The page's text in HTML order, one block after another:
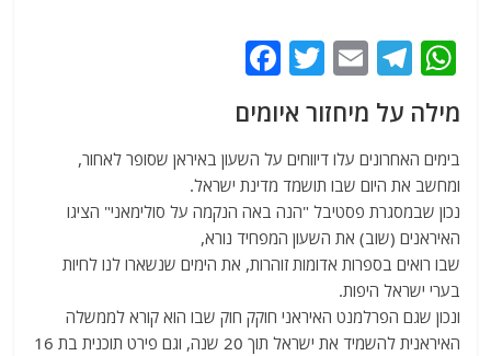
W
at
s
A
p
p
T
e
g
ra
m
E
ai
l
T
itt
er
c
e
b
o
o
k
מילה על מיחזור איומים
בימים האחרונים עלו דיווחים על השעון באיראן שסופר לאחור,
ומחשב את היום שבו תושמד מדינת ישראל.
נכון שבמסגרת פסטיבל "הנה באה הנקמה על סולימאני" הציגו
האיראנים (שוב) את השעון המפחיד נורא,
שבו רואים בספרות אדומות זוהרות, את הימים שנשארו לנו לחיות
בערי ישראל היפות.
ונכון שגם הפרלמנט האיראני חוקק חוק שבו הוא קורא לממשלה
האיראנית להשמיד את ישראל תוך 20 שנה, וגם פירט תוכנית בת 16